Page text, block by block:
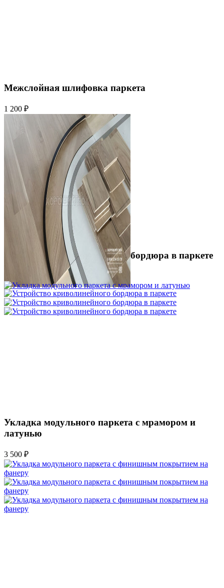
Межслойная шлифовка паркета
1 200 ₽
Устройство криволинейного бордюра в паркете
Укладка модульного паркета с мрамором и
латунью
3 500 ₽